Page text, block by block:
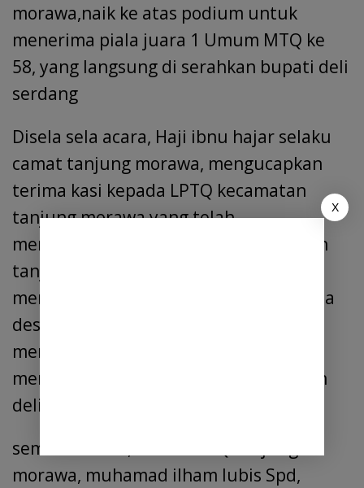
morawa,naik ke atas podium untuk
menerima piala juara 1 Umum MTQ ke
58, yang langsung di serahkan bupati deli
serdang
Disela sela acara, Haji ibnu hajar selaku
camat tanjung morawa, mengucapkan
terima kasi kepada LPTQ kecamatan
tanjung morawa,yang telah
mempersiapkan jauh jauh hari, kapilah
tanjung morawa, sehingga mampu
meraih juara umum, dan kepada kepala
desa, yang telah mensuport dan
mendukung kapilah tanjung morawa,
meraih juara 1 Umum MTQ Kabupaten
deli serdang
sementara itu, ketua LPTQ tanjung
morawa, muhamad ilham lubis Spd,
X